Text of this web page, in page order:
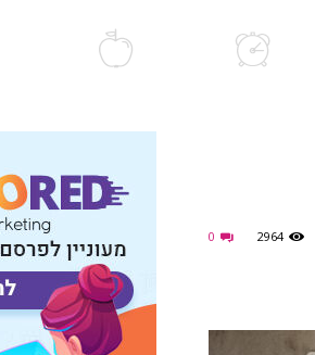
0 2964